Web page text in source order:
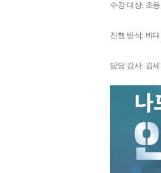
수강 대상: 초등
진행 방식: 비
담당 강사: 김